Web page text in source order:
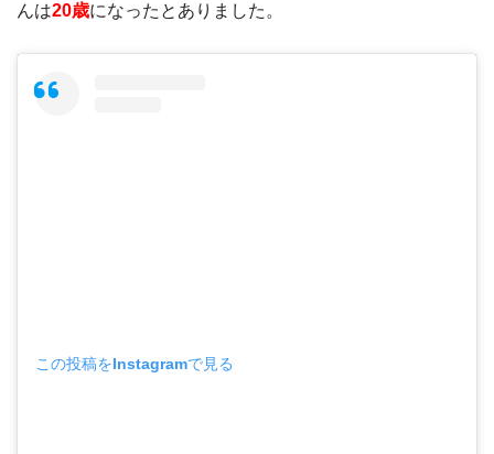
んは20歳になったとありました。
この投稿をInstagramで見る